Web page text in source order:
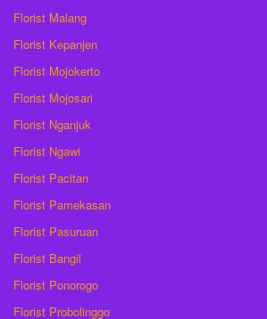
Florist Malang
Florist Kepanjen
Florist Mojokerto
Florist Mojosari
Florist Nganjuk
Florist Ngawi
Florist Pacitan
Florist Pamekasan
Florist Pasuruan
Florist Bangil
Florist Ponorogo
Florist Probolinggo